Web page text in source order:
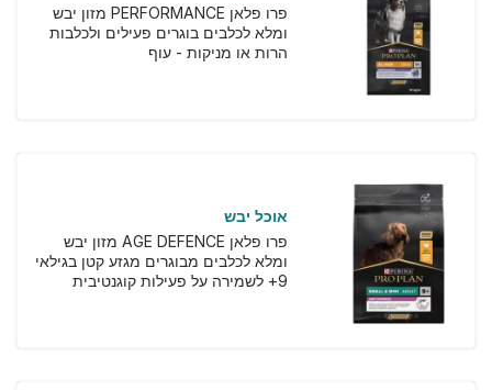
פרו פלאן PERFORMANCE מזון יבש
ומלא לכלבים בוגרים פעילים ולכלבות
הרות או מניקות - עוף
אוכל יבש
פרו פלאן AGE DEFENCE מזון יבש
ומלא לכלבים מבוגרים מגזע קטן בגילאי
9+ לשמירה על פעילות קוגנטיבית